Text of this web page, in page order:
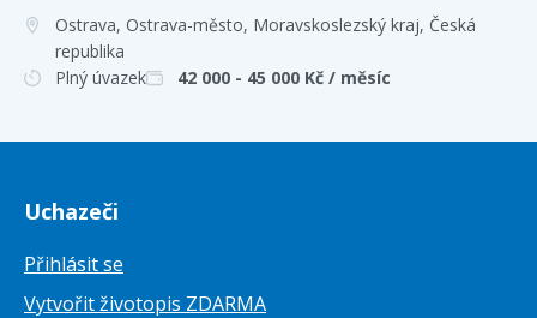
Ostrava, Ostrava-město, Moravskoslezský kraj, Česká
republika
Plný úvazek
42 000 - 45 000 Kč / měsíc
Uchazeči
Přihlásit se
Vytvořit životopis ZDARMA